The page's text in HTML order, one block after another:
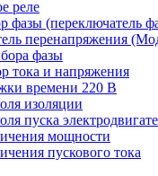
реле
фазы (переключатель
перенапряжения
фазы
тока и напряжения
времени 220 В
изоляции
пуска
мощности
пускового тока